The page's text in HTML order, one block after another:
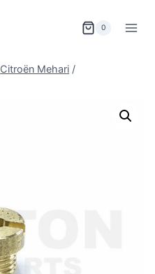
0
Citroën Mehari /